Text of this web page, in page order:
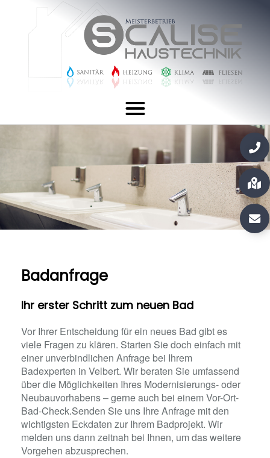
Badanfrage
Ihr erster Schritt zum neuen Bad
Vor Ihrer Entscheidung für ein neues Bad gibt es
viele Fragen zu klären. Starten Sie doch einfach mit
einer unverbindlichen Anfrage bei Ihrem
Badexperten in Velbert. Wir beraten Sie umfassend
über die Möglichkeiten Ihres Modernisierungs- oder
Neubauvorhabens – gerne auch bei einem Vor-Ort-
Bad-Check.Senden Sie uns Ihre Anfrage mit den
wichtigsten Eckdaten zur Ihrem Badprojekt. Wir
melden uns dann zeitnah bei Ihnen, um das weitere
Vorgehen abzusprechen.